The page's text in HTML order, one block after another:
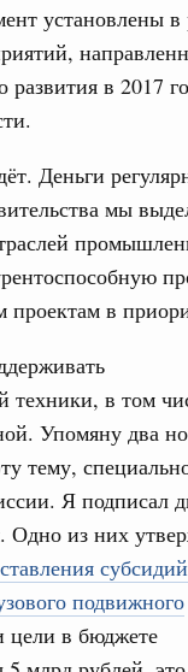
установлены в
развития в 2017
Деньги
мы
проектам в
техники, в том
Упомяну два
тему,
Я подписал
Одно из них
подвижного
цели в бюджете
ДФО
объём
р
еще